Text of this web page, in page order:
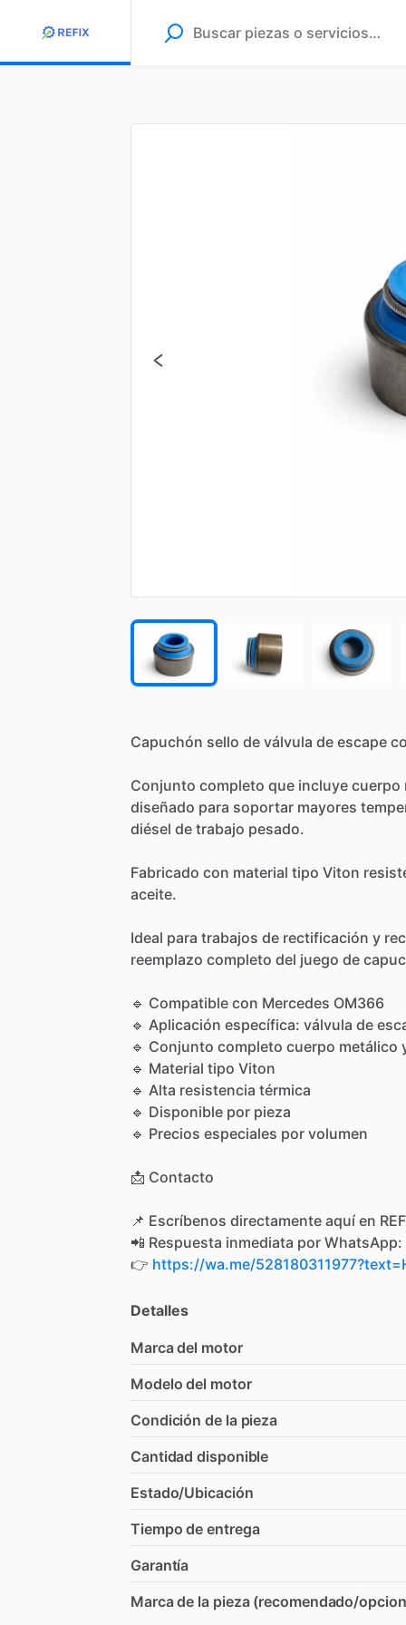
Capuchón sello de válvula de escape
Conjunto completo que incluye cuerpo
diseñado para soportar mayores
diésel de trabajo pesado.
Fabricado con material tipo Viton
aceite.
Ideal para trabajos de rectificación y
reemplazo completo del juego de
🔹 Compatible con Mercedes OM366
🔹 Aplicación específica: válvula de
🔹 Conjunto completo cuerpo metálico
🔹 Material tipo Viton
🔹 Alta resistencia térmica
🔹 Disponible por pieza
🔹 Precios especiales por volumen
📩 Contacto
📌 Escríbenos directamente aquí en
📲 Respuesta inmediata por WhatsApp:
👉 https://wa.me/
Detalles
Marca del motor
Modelo del motor
Condición de la pieza
Cantidad disponible
Estado/Ubicación
Tiempo de entrega
Garantía
Marca de la pieza (recomendado/